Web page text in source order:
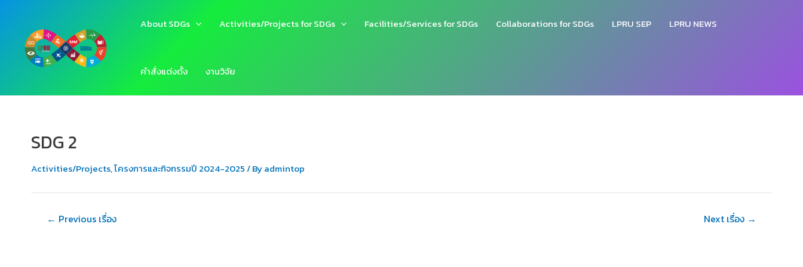
content
About SDGs Activities/Projects for SDGs Facilities/Services for SDGs Collaborations for SDGs LPRU SEP LPRU NEWS
คำสั่งแต่งตั้ง งานวิจัย
SDG 2
Activities/Projects,โครงการและกิจกรรมปี 2024-2025/ Byadmintop
แนะแนว
← Previous เรื่อง Next เรื่อง →